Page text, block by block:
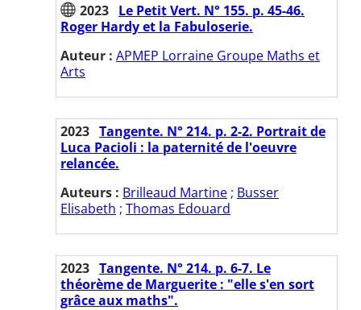
2023 Le Petit Vert. N° 155. p. 45-46.
Roger Hardy et la Fabuloserie.
Auteur : APMEP Lorraine Groupe Maths et
Arts
2023 Tangente. N° 214. p. 2-2. Portrait de
Luca Pacioli : la paternité de l'oeuvre
relancée.
Auteurs : Brilleaud Martine ; Busser
Elisabeth ; Thomas Edouard
2023 Tangente. N° 214. p. 6-7. Le
théorème de Marguerite : "elle s'en sort
grâce aux maths".